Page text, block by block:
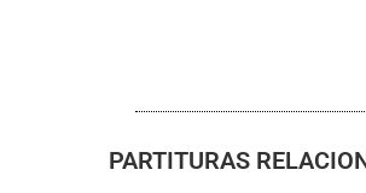
PARTITURAS